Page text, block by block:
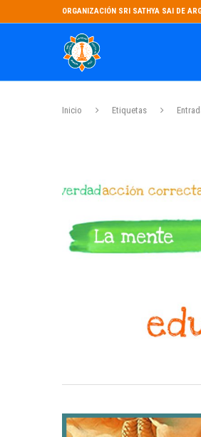
ORGANIZACIÓN SRI SATHYA SAI DE
Inicio Etiquetas